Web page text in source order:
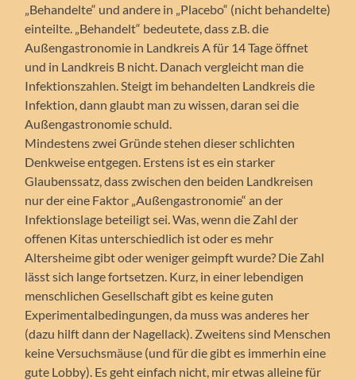
„Behandelte“ und andere in „Placebo“ (nicht behandelte)
einteilte. „Behandelt“ bedeutete, dass z.B. die
Außengastronomie in Landkreis A für 14 Tage öffnet
und in Landkreis B nicht. Danach vergleicht man die
Infektionszahlen. Steigt im behandelten Landkreis die
Infektion, dann glaubt man zu wissen, daran sei die
Außengastronomie schuld.
Mindestens zwei Gründe stehen dieser schlichten
Denkweise entgegen. Erstens ist es ein starker
Glaubenssatz, dass zwischen den beiden Landkreisen
nur der eine Faktor „Außengastronomie“ an der
Infektionslage beteiligt sei. Was, wenn die Zahl der
offenen Kitas unterschiedlich ist oder es mehr
Altersheime gibt oder weniger geimpft wurde? Die Zahl
lässt sich lange fortsetzen. Kurz, in einer lebendigen
menschlichen Gesellschaft gibt es keine guten
Experimentalbedingungen, da muss was anderes her
(dazu hilft dann der Nagellack). Zweitens sind Menschen
keine Versuchsmäuse (und für die gibt es immerhin eine
gute Lobby). Es geht einfach nicht, mir etwas alleine für